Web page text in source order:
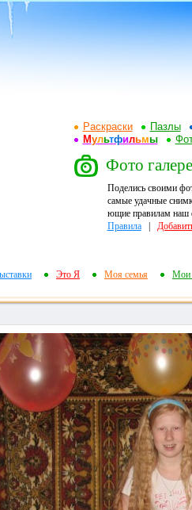
Раскраски
Пазлы
Мультфильмы
Фото
Поделись своими
самые удачные
ющие правилам наш
Правила|
Это Я Моя семья Мои